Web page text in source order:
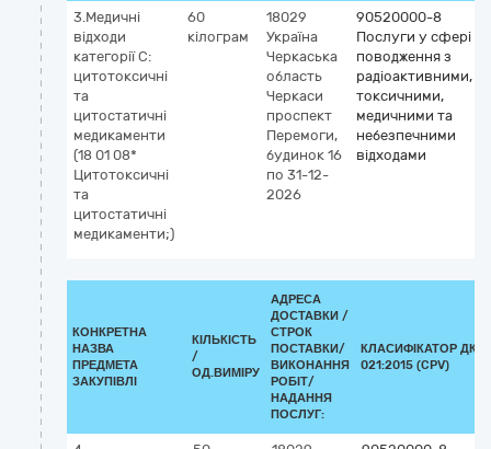
3.Медичні
відходи
категорії С:
цитотоксичні
та
цитостатичні
медикаменти
(18 01 08*
Цитотоксичні
та
цитостатичні
медикаменти;)
60
кілограм
18029
Україна
Черкаська
область
Черкаси
проспект
Перемоги,
будинок 16
по 31-12-
2026
90520000-8
Послуги у сфері
поводження з
радіоактивними,
токсичними,
медичними та
небезпечними
відходами
КОНКРЕТНА
НАЗВА
ПРЕДМЕТА
ЗАКУПІВЛІ
КІЛЬКІСТЬ
/
ОД.ВИМІРУ
АДРЕСА
ДОСТАВКИ /
СТРОК
ПОСТАВКИ/
ВИКОНАННЯ
РОБІТ/
НАДАННЯ
ПОСЛУГ:
КЛАСИФІКАТОР ДК
021:2015 (CPV)